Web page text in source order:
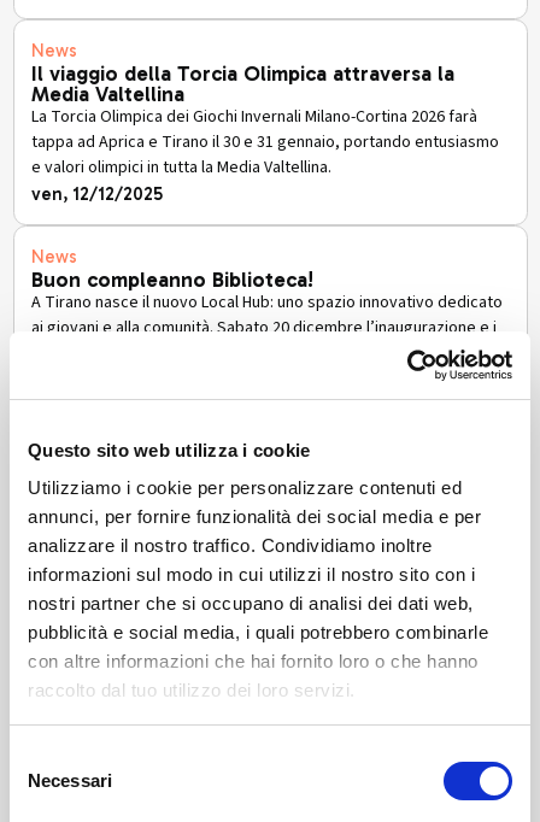
Questo sito web utilizza i cookie
Utilizziamo i cookie per personalizzare contenuti ed
annunci, per fornire funzionalità dei social media e per
analizzare il nostro traffico. Condividiamo inoltre
informazioni sul modo in cui utilizzi il nostro sito con i
nostri partner che si occupano di analisi dei dati web,
pubblicità e social media, i quali potrebbero combinarle
con altre informazioni che hai fornito loro o che hanno
raccolto dal tuo utilizzo dei loro servizi.
delNecessari
News
Il viaggio della Torcia Olimpica attraversa la
Media Valtellina
La Torcia Olimpica dei Giochi Invernali Milano-Cortina 2026 farà
tappa ad Aprica e Tirano il 30 e 31 gennaio, portando entusiasmo
e valori olimpici in tutta la Media Valtellina.
ven, 12/12/2025
News
Buon compleanno Biblioteca!
A Tirano nasce il nuovo Local Hub: uno spazio innovativo dedicato
ai giovani e alla comunità. Sabato 20 dicembre l’inaugurazione e i
News
La Festa della Cultura Alpina
Dal 1° al 3 maggio 2026 Tirano ospita la prima Festa della Cultura
Alpina: musica, artigianato, riti e comunità delle terre alte nel
programma delle Olimpiadi della Cultura.
gio, 18/12/2025
News
VETTE. Storie di sport e montagne | Save the
date 23 e 27 gennaio
Dal 28 gennaio al 30 agosto 2026 a Palazzo Besta di Teglio la
mostra “VETTE. Storie di sport e montagne”, tra Olimpiadi,
programma dell’Olimpiade Culturale Milano Cortina 2026.
lun, 22/12/2025